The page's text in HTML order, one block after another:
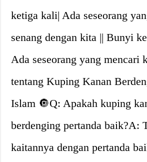
ketiga kali| Ada seseorang
senang dengan kita || Bunyi
Ada seseorang yang mencari
tentang Kuping Kanan
Islam 🔘Q: Apakah kuping
berdenging pertanda baik?A:
kaitannya dengan pertanda